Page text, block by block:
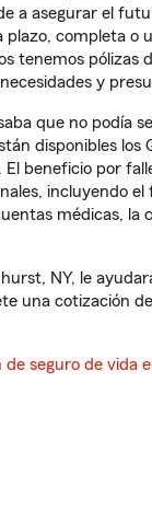
a asegurar el
plazo, completa o
tenemos pólizas
y
que no podía
disponibles los
El beneficio por
incluyendo el
médicas, la
NY, le
una cotización
de seguro de vida